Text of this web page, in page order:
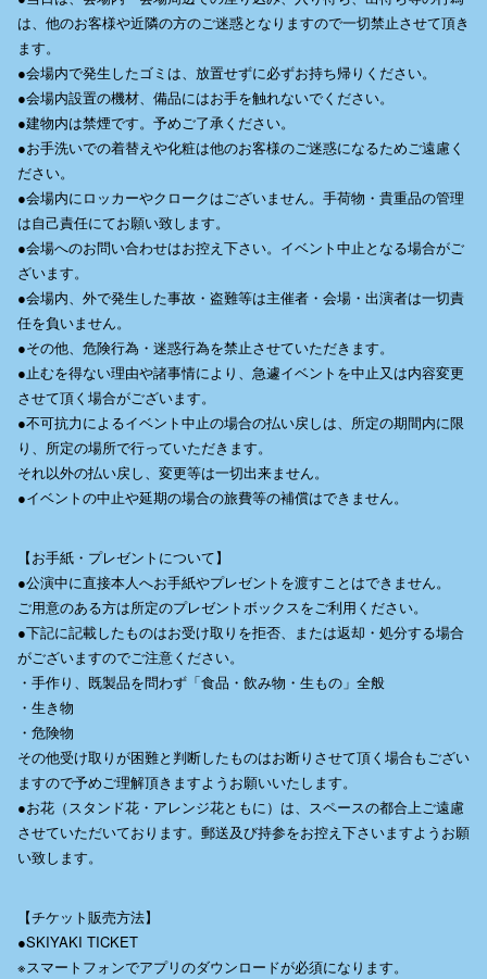
は、他のお客様や近隣の方のご迷惑となりますので一切禁止させて頂き
ます。
●会場内で発生したゴミは、放置せずに必ずお持ち帰りください。
●会場内設置の機材、備品にはお手を触れないでください。
●建物内は禁煙です。予めご了承ください。
●お手洗いでの着替えや化粧は他のお客様のご迷惑になるためご遠慮く
ださい。
●会場内にロッカーやクロークはございません。手荷物・貴重品の管理
は自己責任にてお願い致します。
●会場へのお問い合わせはお控え下さい。イベント中止となる場合がご
ざいます。
●会場内、外で発生した事故・盗難等は主催者・会場・出演者は一切責
任を負いません。
●その他、危険行為・迷惑行為を禁止させていただきます。
●止むを得ない理由や諸事情により、急遽イベントを中止又は内容変更
させて頂く場合がございます。
●不可抗力によるイベント中止の場合の払い戻しは、所定の期間内に限
り、所定の場所で行っていただきます。
それ以外の払い戻し、変更等は一切出来ません。
●イベントの中止や延期の場合の旅費等の補償はできません。
【お手紙・プレゼントについて】
●公演中に直接本人へお手紙やプレゼントを渡すことはできません。
ご用意のある方は所定のプレゼントボックスをご利用ください。
●下記に記載したものはお受け取りを拒否、または返却・処分する場合
がございますのでご注意ください。
・手作り、既製品を問わず「食品・飲み物・生もの」全般
・生き物
・危険物
その他受け取りが困難と判断したものはお断りさせて頂く場合もござい
ますので予めご理解頂きますようお願いいたします。
●お花（スタンド花・アレンジ花ともに）は、スペースの都合上ご遠慮
させていただいております。郵送及び持参をお控え下さいますようお願
い致します。
【チケット販売方法】
●SKIYAKI TICKET
※スマートフォンでアプリのダウンロードが必須になります。